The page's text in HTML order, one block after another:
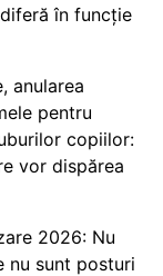
în funcție
anularea
pentru
copiilor:
vor dispărea
2026: Nu
nu sunt posturi